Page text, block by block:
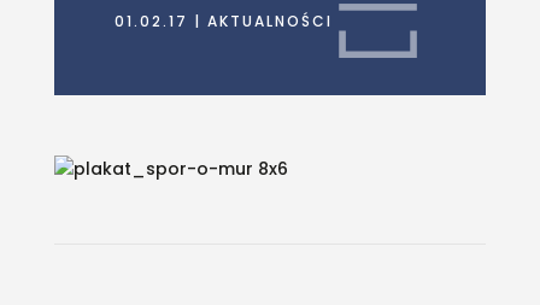
01.02.17 | AKTUALNOŚCI